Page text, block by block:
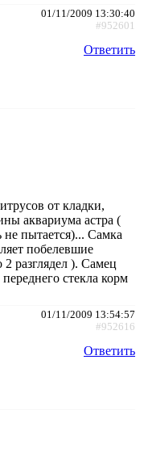
01/11/2009 13:30:40
#952601
Ответить
от кладки,
аквариума астра (
не пытается)... Самка
побелевшие
разглядел ). Самец
стекла корм
01/11/2009 13:54:57
#952616
Ответить